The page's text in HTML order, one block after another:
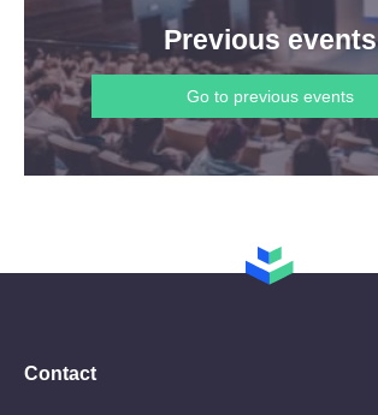
Previous events
Go to previous events
Contact